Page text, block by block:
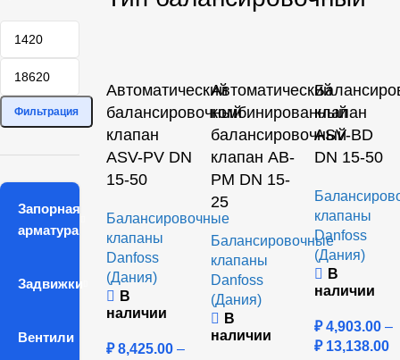
Фильтрация
Запорная
арматура
Задвижки
Вентили
Автоматический
балансировочный
клапан
ASV-PV DN
15-50
Балансировочные
клапаны
Danfoss
(Дания)
В
наличии
₽8,425.00 –
Автоматический
комбинированный
балансировочный
клапан AB-
PM DN 15-
25
Балансировочные
клапаны
Danfoss
(Дания)
В
наличии
клапан
ASV-BD
DN 15-50
клапаны
Danfoss
(Дания)
В
наличии
₽4,903.00 –
₽13,138.00